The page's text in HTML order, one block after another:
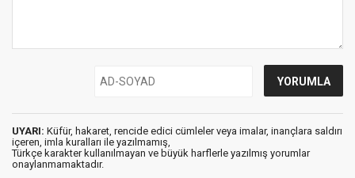
UYARI: Küfür, hakaret, rencide edici cümleler veya imalar, inançlara saldırı
içeren, imla kuralları ile yazılmamış,
Türkçe karakter kullanılmayan ve büyük harflerle yazılmış yorumlar
onaylanmamaktadır.